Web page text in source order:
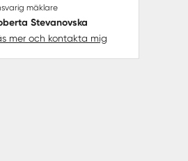
mäklare
Stevanovska
mer och kontakta mig